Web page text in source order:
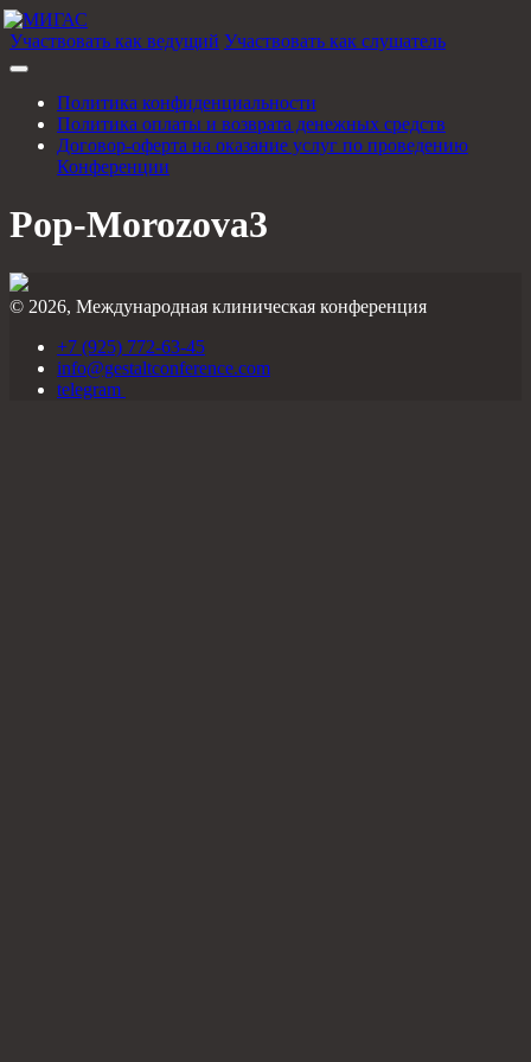
Участвовать как ведущий Участвовать как слушатель
Политика конфиденциальности
Политика оплаты и возврата денежных средств
Договор-оферта на оказание услуг по проведению
Конференции
Pop-Morozova3
© 2026, Международная клиническая конференция
+7 (925) 772-63-45
info@gestaltconference.com
telegram